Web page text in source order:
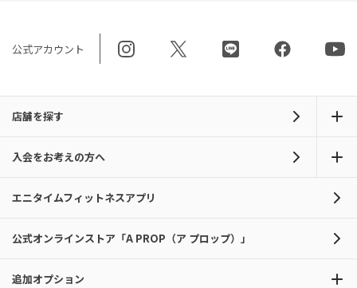
公式アカウント
店舗を探す
入会をお考えの方へ
エニタイムフィットネスアプリ
公式オンラインストア「A PROP（ア プロップ）」
追加オプション